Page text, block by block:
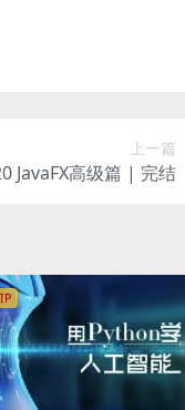
上一篇
JavaFX高级篇 | 完结